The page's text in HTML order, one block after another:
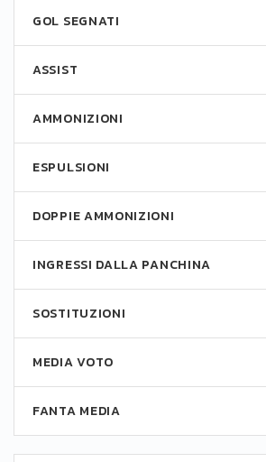
GOL SEGNATI
ASSIST
AMMONIZIONI
ESPULSIONI
DOPPIE AMMONIZIONI
INGRESSI DALLA PANCHINA
SOSTITUZIONI
MEDIA VOTO
FANTA MEDIA